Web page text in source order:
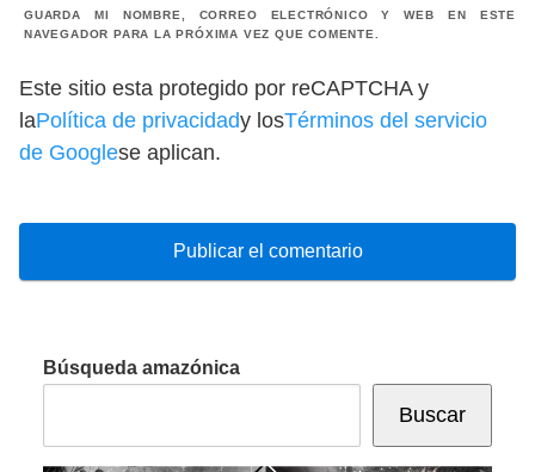
GUARDA MI NOMBRE, CORREO ELECTRÓNICO Y WEB EN ESTE
NAVEGADOR PARA LA PRÓXIMA VEZ QUE COMENTE.
Este sitio esta protegido por reCAPTCHA y
laPolítica de privacidady losTérminos del servicio
de Googlese aplican.
Búsqueda amazónica
Buscar